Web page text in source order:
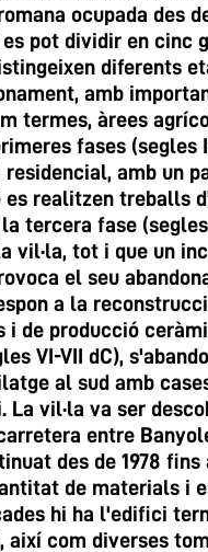
ocupada des
es pot dividir en cinc
diferents
amb
termes, àrees
fases (segles
amb un
es realitzen treballs
tercera fase
vil·la, tot i que un
el seu
a la
i de producció
VI-VII dC),
al sud amb
La vil·la va ser
entre
des de 1978
de materials i
hi ha l'edifici
com diverses